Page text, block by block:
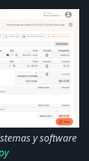
y software